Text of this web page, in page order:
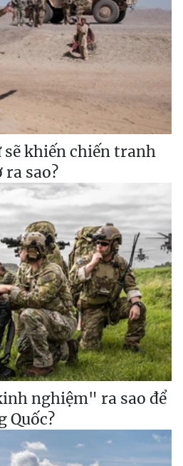
sẽ khiến chiến tranh
sao?
nghiệm" ra sao để
Quốc?